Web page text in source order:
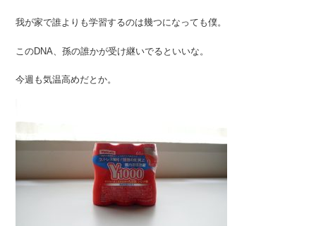
我が家で誰よりも学習するのは幾つになっても僕。
このDNA、孫の誰かが受け継いでるといいな。
今週も気温高めだとか。